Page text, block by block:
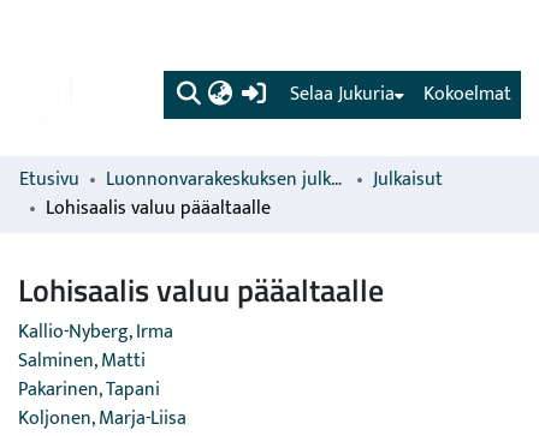
(current) Kokoelmat
Selaa Jukuria
Etusivu Luonnonvarakeskuksen julkaisut
Julkaisut
Lohisaalis valuu pääaltaalle
Lohisaalis valuu pääaltaalle
Kallio-Nyberg, Irma
Salminen, Matti
Pakarinen, Tapani
Koljonen, Marja-Liisa